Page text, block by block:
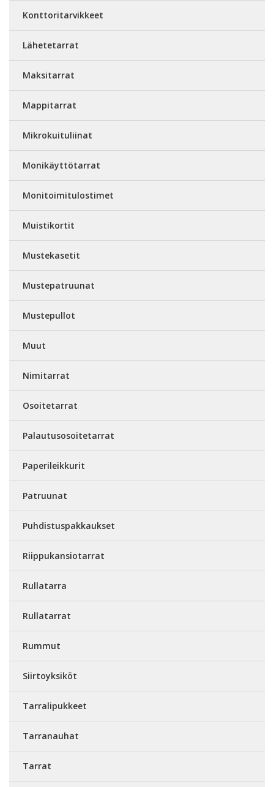
Konttoritarvikkeet
Lähetetarrat
Maksitarrat
Mappitarrat
Mikrokuituliinat
Monikäyttötarrat
Monitoimitulostimet
Muistikortit
Mustekasetit
Mustepatruunat
Mustepullot
Muut
Nimitarrat
Osoitetarrat
Palautusosoitetarrat
Paperileikkurit
Patruunat
Puhdistuspakkaukset
Riippukansiotarrat
Rullatarra
Rullatarrat
Rummut
Siirtoyksiköt
Tarralipukkeet
Tarranauhat
Tarrat